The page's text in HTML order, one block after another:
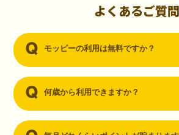
（30代・男性）
ーを知りました。クレジットカードを発行す
るならと無料登録して、クレジットカードの
よくあるご質問
モッピーの利用は無料ですか？
何歳から利用できますか？